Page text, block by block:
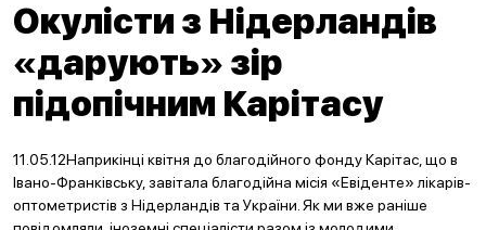
Окулісти з Нідерландів
«дарують» зір
підопічним Карітасу
11.05.12Наприкінці квітня до благодійного фонду Карітас, що в
Івано-Франківську, завітала благодійна місія «Евіденте» лікарів-
оптометристів з Нідерландів та України. Як ми вже раніше